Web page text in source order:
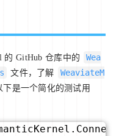
的 GitHub 仓库中的
Wea
文件，了解
WeaviateM
下是一个简化的测试用